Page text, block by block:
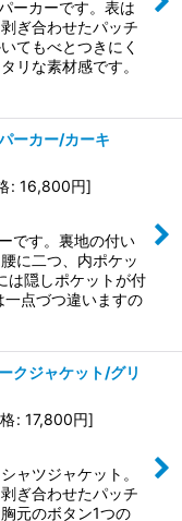
ーカーです。表は
ぎ合わせたパッチ
てもべとつきにく
リな素材感です。
ーカー/カーキ
: 16,800円]
です。裏地の付い
に二つ、内ポケッ
は隠しポケットが付
点づつ違いますの
クジャケット/グリ
: 17,800円]
ャツジャケット。
ぎ合わせたパッチ
元のボタン1つの